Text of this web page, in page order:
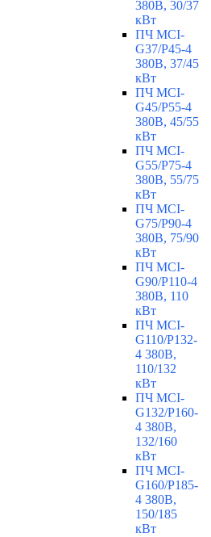
380В, 30/37
кВт
ПЧ MCI-
G37/P45-4
380В, 37/45
кВт
ПЧ MCI-
G45/P55-4
380В, 45/55
кВт
ПЧ MCI-
G55/P75-4
380В, 55/75
кВт
ПЧ MCI-
G75/P90-4
380В, 75/90
кВт
ПЧ MCI-
G90/P110-4
380В, 110
кВт
ПЧ MCI-
G110/P132-
4 380В,
110/132
кВт
ПЧ MCI-
G132/P160-
4 380В,
132/160
кВт
ПЧ MCI-
G160/P185-
4 380В,
150/185
кВт